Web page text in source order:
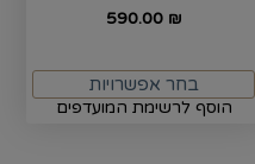
590.00 ₪
בחר אפשרויות
הוסף לרשימת המועדפים